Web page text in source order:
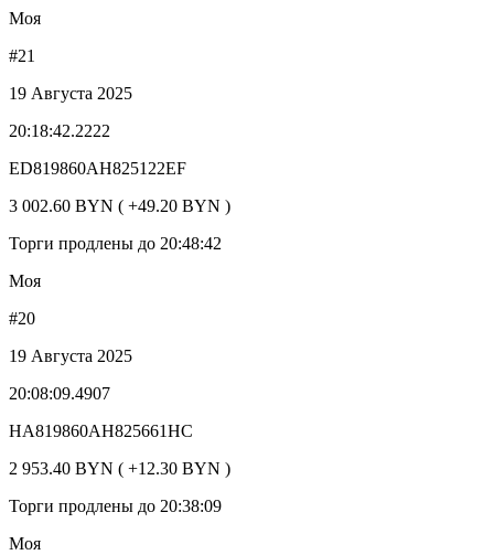
Моя
#21
19 Августа 2025
20:18:42.2222
ED819860AH825122EF
3 002.60 BYN ( +49.20 BYN )
Торги продлены до 20:48:42
Моя
#20
19 Августа 2025
20:08:09.4907
HA819860AH825661HC
2 953.40 BYN ( +12.30 BYN )
Торги продлены до 20:38:09
Моя